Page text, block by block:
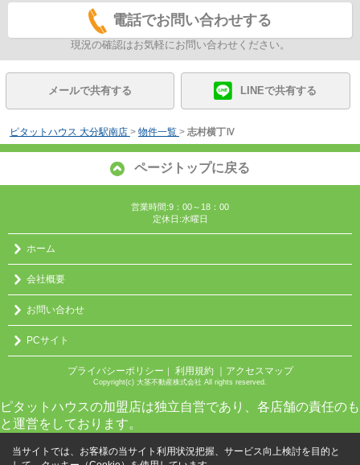
電話でお問い合わせする
現況の確認はお気軽にお問い合わせください。
メールで共有する LINEで共有する
ピタットハウス 大分駅南店 > 物件一覧 > 志村横丁Ⅳ
ページトップに戻る
営業時間:9：00～18：00
定休日:水曜日
ホーム
会社概要
お問い合わせ
PCサイト
プライバシーポリシー 利用規約 ｜アクセスマップ
Copyright(c) 大茎不動産株式会社 All rights reserved.
ピタットハウスの加盟店は独立自営であり、各店舗の責任のも
と運営をしております。
当サイトでは、お客様の当サイト利用状況把握、サービス向上検討を目的と